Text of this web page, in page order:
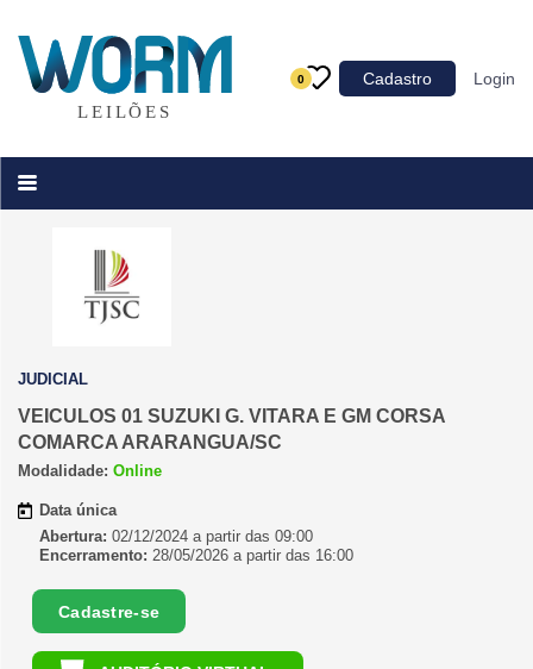
0 Cadastro Login
Categoria
Acessórios para Veículos
JUDICIAL
VEICULOS 01 SUZUKI G. VITARA E GM CORSA
COMARCA ARARANGUA/SC
Modalidade: Online
Data única
Abertura: 02/12/2024 a partir das 09:00
Encerramento: 28/05/2026 a partir das 16:00
Cadastre-se